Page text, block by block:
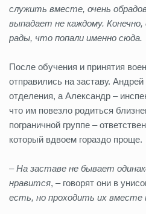
служить вместе, очень
выпадает не каждому.
рады, что попали именно сюда.
После обучения и принятия
отправились на заставу.
отделения, а Александр –
что им повезло родиться
пограничной группе –
который вдвоем гораздо проще.
– На заставе не бывает
нравится, – говорят они в
есть, но проходить их вместе